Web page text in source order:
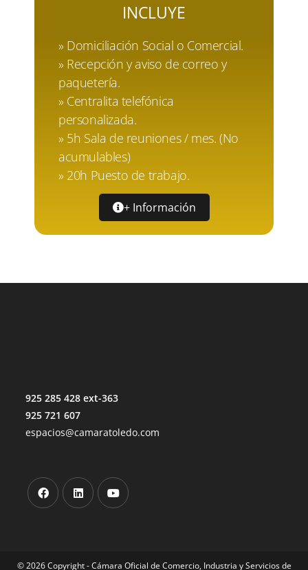
INCLUYE
» Domiciliación Social o Comercial.
» Recepción y aviso de correo y
paquetería.
» Centralita telefónica
personalizada.
» 5h Sala de reuniones / mes. (No
acumulables)
» 20h Puesto de trabajo.
+ Información
925 285 428 ext-363
925 721 607
espacios@camaratoledo.com
© 2026 Copyright - Cámara Oficial de Comercio, Industria y Servicios de